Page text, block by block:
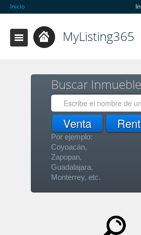
Inicio
MyListing365
Buscar
Por ejemplo:
Coyoacán,
Zapopan,
Guadalajara,
Monterrey, etc.